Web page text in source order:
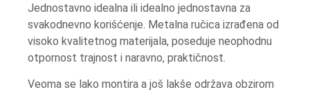
Jednostavno idealna ili idealno jednostavna za
svakodnevno korišćenje. Metalna ručica izrađena od
visoko kvalitetnog materijala, poseduje neophodnu
otpornost trajnost i naravno, praktičnost.
Veoma se lako montira a još lakše održava obzirom